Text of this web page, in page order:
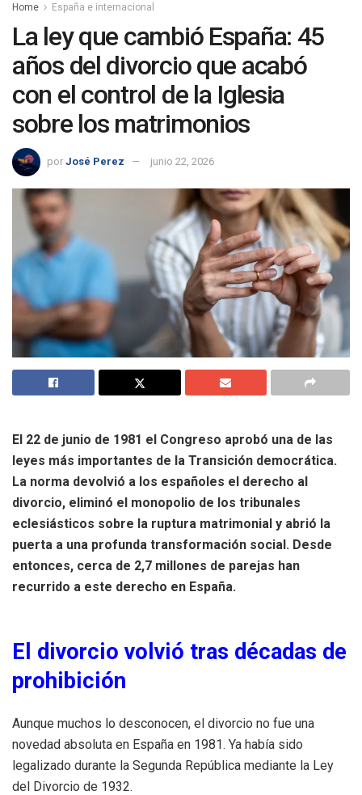
Home España e internacional
La ley que cambió España: 45
años del divorcio que acabó
con el control de la Iglesia
sobre los matrimonios
por José Perez junio 22, 2026
El 22 de junio de 1981 el Congreso aprobó una de las
leyes más importantes de la Transición democrática.
La norma devolvió a los españoles el derecho al
divorcio, eliminó el monopolio de los tribunales
eclesiásticos sobre la ruptura matrimonial y abrió la
puerta a una profunda transformación social. Desde
entonces, cerca de 2,7 millones de parejas han
recurrido a este derecho en España.
El divorcio volvió tras décadas de
prohibición
Aunque muchos lo desconocen, el divorcio no fue una
novedad absoluta en España en 1981. Ya había sido
legalizado durante la Segunda República mediante la Ley
del Divorcio de 1932.